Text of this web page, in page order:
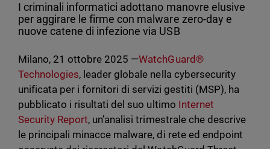
I criminali informatici adottano manovre elusive
per aggirare le firme con malware zero-day e
nuove catene di infezione via USB
Milano, 21 ottobre 2025 —WatchGuard®
Technologies, leader globale nella cybersecurity
unificata per i fornitori di servizi gestiti (MSP), ha
pubblicato i risultati del suo ultimo Internet
Security Report, un’analisi trimestrale che descrive
le principali minacce malware, di rete ed endpoint